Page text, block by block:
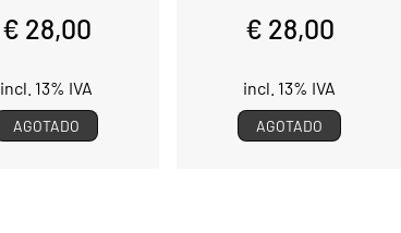
€ 28,00
incl. 13% IVA
AGOTADO
€ 28,00
incl. 13% IVA
AGOTADO